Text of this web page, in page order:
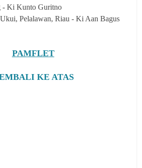
- Ki Kunto Guritno
Pelalawan, Riau - Ki Aan Bagus
PAMFLET
KE ATAS